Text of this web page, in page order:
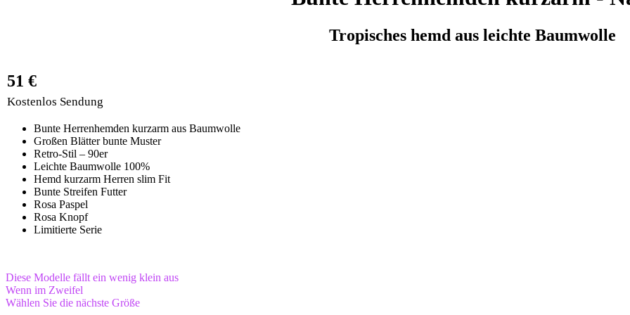
Tropisches hemd aus leichte Baumwolle
51 €
Kostenlos Sendung
Bunte Herrenhemden kurzarm aus Baumwolle
Großen Blätter bunte Muster
Retro-Stil – 90er
Leichte Baumwolle 100%
Hemd kurzarm Herren slim Fit
Bunte Streifen Futter
Rosa Paspel
Rosa Knopf
Limitierte Serie
Diese Modelle fällt ein wenig klein aus
Wenn im Zweifel
Wählen Sie die nächste Größe